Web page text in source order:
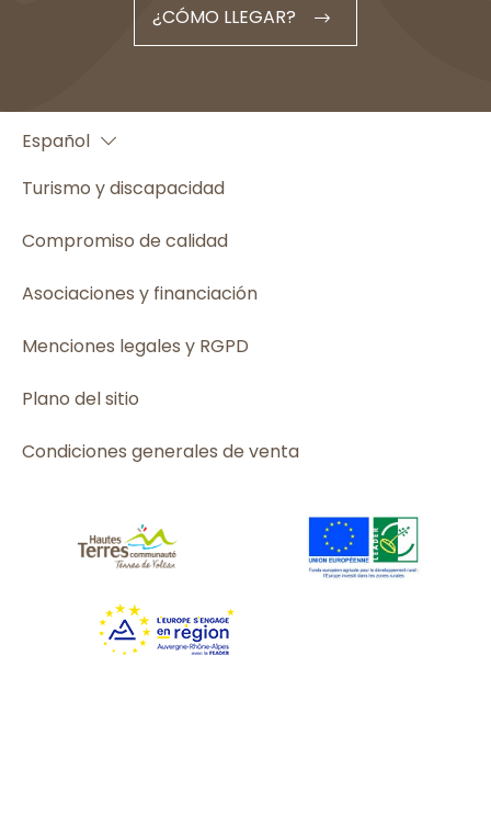
¿CÓMO LLEGAR?
Español
English
Turismo y discapacidad
Compromiso de calidad
Asociaciones y financiación
Menciones legales y RGPD
Plano del sitio
Condiciones generales de venta